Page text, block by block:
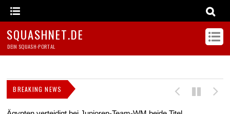
SQUASHNET.DE
DEIN SQUASH-PORTAL
BREAKING NEWS